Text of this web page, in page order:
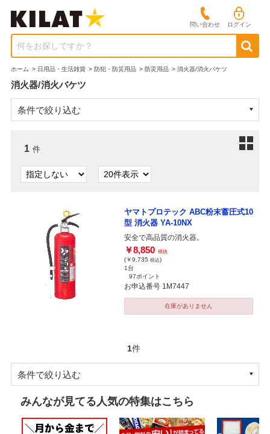
問い合わせ ログイン
何をお探しですか？
ホーム > 日用品・生活雑貨 > 防犯・防災用品 > 防災用品 > 消火器/消火バケツ
消火器/消火バケツ
条件で絞り込む
1 件
ヤマトプロテック ABC粉末蓄圧式10
型 消火器 YA-10NX
安全で高品質の消火器。
￥8,850 税抜
(￥9,735 税込)
1台
97ポイント
お申込番号 1M7447
在庫がありません
1件
条件で絞り込む
みんなが見てる人気の特集はこちら